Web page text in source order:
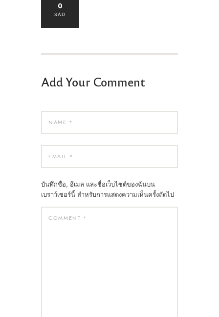
0
SAD
Add Your Comment
บันทึกชื่อ, อีเมล และชื่อเว็บไซต์ของฉันบน
เบราว์เซอร์นี้ สำหรับการแสดงความเห็นครั้งถัดไป